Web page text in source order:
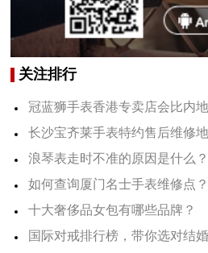
关注排行
冠蓝狮手表香港专卖店会比内
长沙宝齐莱手表特约售后维修
浪琴表走时不准的原因是什么？
如何查询厦门名士手表维修点？
十大奢侈品女包有哪些品牌？
国际对戒排行榜，带你选对结